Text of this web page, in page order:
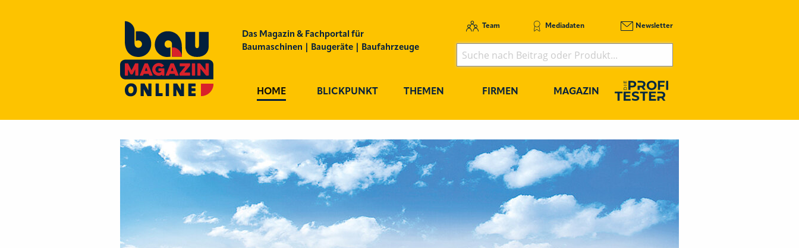
Das Magazin & Fachportal für
Baumaschinen | Baugeräte | Baufahrzeuge
Team Mediadaten Newsletter
HOME BLICKPUNKT THEMEN FIRMEN MAGAZIN